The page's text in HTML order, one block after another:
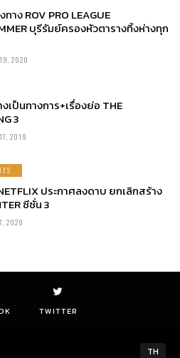
าง ROV PRO LEAGUE
บุรีรัมย์ครองหัวตารางทิ้งห่างทุก
2020
เป็นทางการ+เรื่องย่อ THE
3
2019
ประกาศลงดาบ ยกเลิกสร้าง
ซีซั่น 3
2020
TWITTER
TH